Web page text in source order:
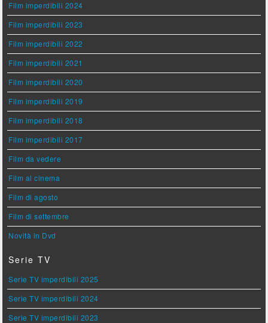
Film imperdibili 2024
Film imperdibili 2023
Film imperdibili 2022
Film imperdibili 2021
Film imperdibili 2020
Film imperdibili 2019
Film imperdibili 2018
Film imperdibili 2017
Film da vedere
Film al cinema
Film di agosto
Film di settembre
Novità in Dvd
Serie TV
Serie TV imperdibili 2025
Serie TV imperdibili 2024
Serie TV imperdibili 2023